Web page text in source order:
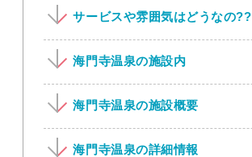
サービスや雰囲気はどうなの??
海門寺温泉の施設内
海門寺温泉の施設概要
海門寺温泉の詳細情報